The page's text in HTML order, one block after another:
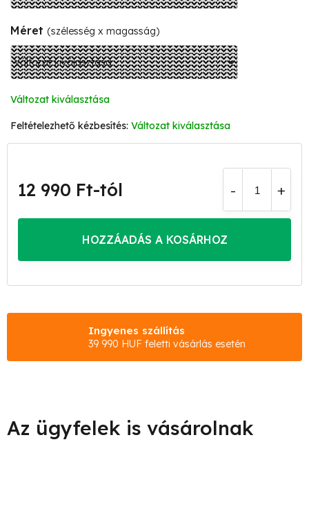
Méret (szélesség x magasság)
Változat kiválasztása
Változat kiválasztása
12 990 Ft-tól
HOZZÁADÁS A KOSÁRHOZ
Ingyenes szállítás
39 990 HUF feletti vásárlás esetén